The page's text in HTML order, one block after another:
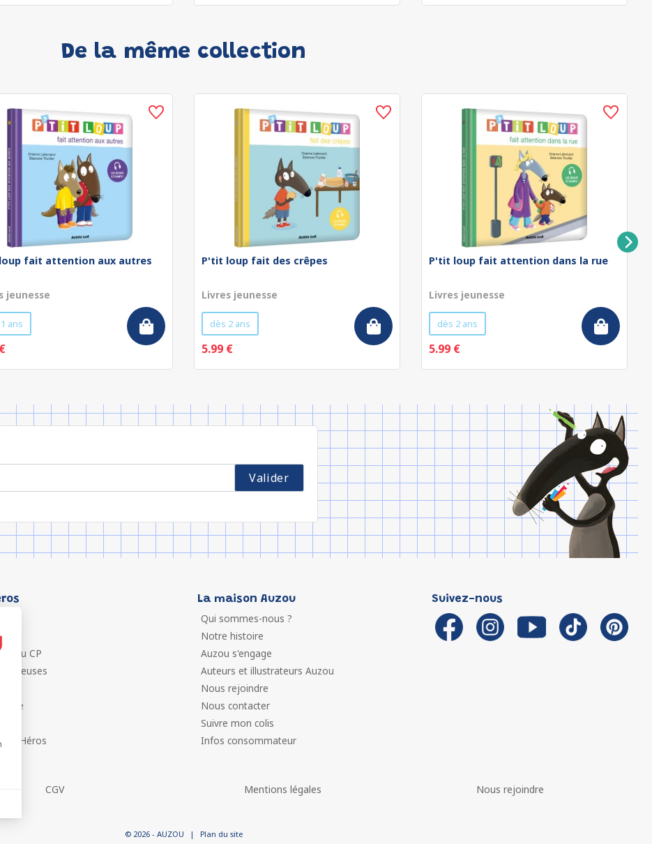
De la même collection
fait attention aux autres
jeunesse
ans
P'tit loup fait des crêpes
Livres jeunesse
dès 2 ans
5.99 €
P'tit loup fait attention dans la rue
Livres jeunesse
dès 2 ans
5.99 €
du CP
à Héros
La maison Auzou
Qui sommes-nous ?
Notre histoire
Auzou s'engage
Auteurs et illustrateurs Auzou
Nous rejoindre
Nous contacter
Suivre mon colis
Infos consommateur
Suivez-nous
CGV Mentions légales Nous rejoindre
© 2026 - AUZOU | Plan du site